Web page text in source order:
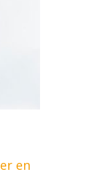
en